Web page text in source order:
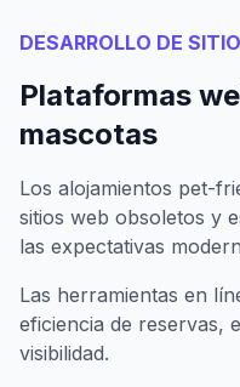
DESARROLLO DE
Plataformas
mascotas
Los alojamientos pet-
sitios web obsoletos y
las expectativas
Las herramientas en
eficiencia de reservas,
visibilidad.